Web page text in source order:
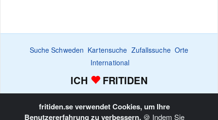
Suche Schweden Kartensuche Zufallssuche Orte
International
ICH FRITIDEN
Copyright © Fritiden Sverige AB. Der gesamte Inhalt auf
fritiden.se verwendet Cookies, um Ihre
Benutzererfahrung zu verbessern.🍪 Indem Sie